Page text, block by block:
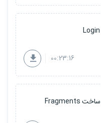
00:23:16